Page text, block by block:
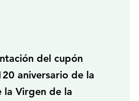
del cupón
aniversario de la
la Virgen de la